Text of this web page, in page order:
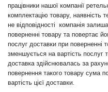
працівники нашої компанії
комплектацію товару, наявність
не відповідності компанія
поверненні товару та повертає
послуг доставки при поверненні
зменшується на вартість
доставка здійснювалась за
повернення такого товару сума
вартість цієї доставки.